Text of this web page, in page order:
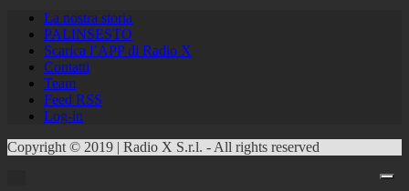
La nostra storia
PALINSESTO
Scarica l’APP di Radio X
Contatti
Team
Feed RSS
Log-in
Copyright © 2019 | Radio X S.r.l. - All rights reserved